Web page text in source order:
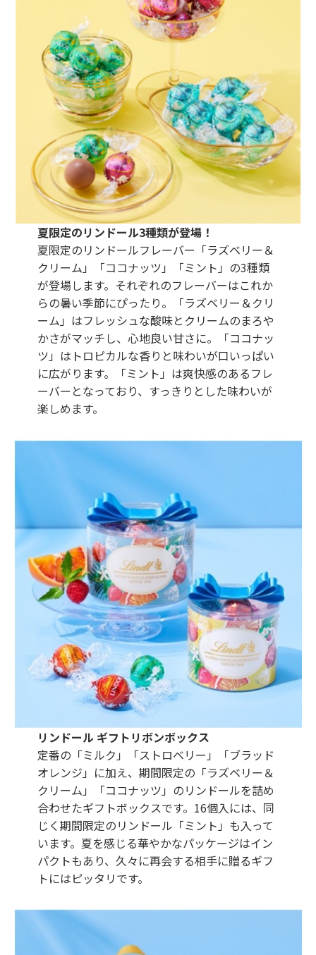
夏限定のリンドール3種類が登場！
夏限定のリンドールフレーバー「ラズベリー＆
クリーム」「ココナッツ」「ミント」の3種類
が登場します。それぞれのフレーバーはこれか
らの暑い季節にぴったり。「ラズベリー＆クリ
ーム」はフレッシュな酸味とクリームのまろや
かさがマッチし、心地良い甘さに。「ココナッ
ツ」はトロピカルな香りと味わいが口いっぱい
に広がります。「ミント」は爽快感のあるフレ
ーバーとなっており、すっきりとした味わいが
楽しめます。
リンドール ギフトリボンボックス
定番の「ミルク」「ストロベリー」「ブラッド
オレンジ」に加え、期間限定の「ラズベリー＆
クリーム」「ココナッツ」のリンドールを詰め
合わせたギフトボックスです。16個入には、同
じく期間限定のリンドール「ミント」も入って
います。夏を感じる華やかなパッケージはイン
パクトもあり、久々に再会する相手に贈るギフ
トにはピッタリです。